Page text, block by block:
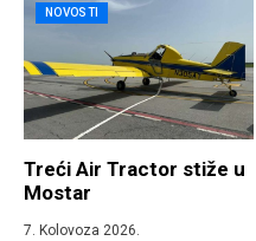
NOVOSTI
Treći Air Tractor stiže u
Mostar
7. Kolovoza 2026.